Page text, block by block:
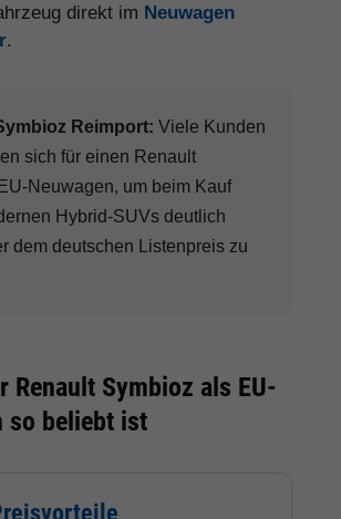
direkt im Neuwagen
.
Reimport: Viele Kunden
sich für einen Renault
Neuwagen, um beim Kauf
Hybrid-SUVs deutlich
dem deutschen Listenpreis zu
Renault Symbioz als EU-
so beliebt ist